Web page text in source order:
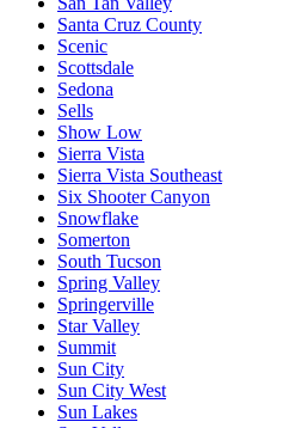
Santa Cruz County
Scenic
Scottsdale
Sedona
Sells
Show Low
Sierra Vista
Sierra Vista Southeast
Six Shooter Canyon
Snowflake
Somerton
South Tucson
Spring Valley
Springerville
Star Valley
Summit
Sun City
Sun City West
Sun Lakes